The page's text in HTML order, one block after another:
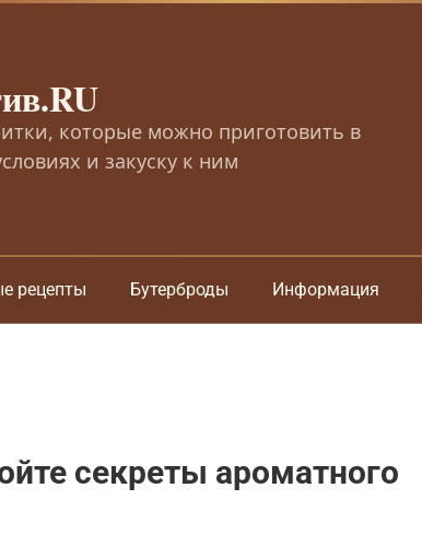
которые можно приготовить в
и закуску к ним
рецепты Бутерброды Информация
секреты ароматного